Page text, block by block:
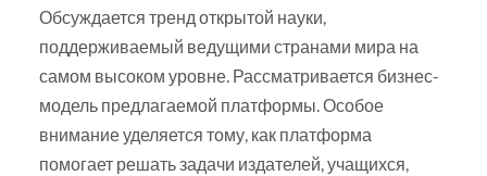
Обсуждается тренд открытой науки,
поддерживаемый ведущими странами мира на
самом высоком уровне. Рассматривается бизнес-
модель предлагаемой платформы. Особое
внимание уделяется тому, как платформа
помогает решать задачи издателей, учащихся,